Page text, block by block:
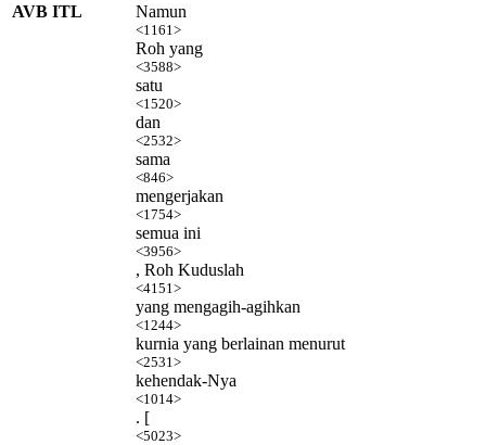
AVB ITL
Namun
<1161>
Roh yang
<3588>
satu
<1520>
dan
<2532>
sama
<846>
mengerjakan
<1754>
semua ini
<3956>
, Roh Kuduslah
<4151>
yang mengagih-agihkan
<1244>
kurnia yang berlainan menurut
<2531>
kehendak-Nya
<1014>
. [
<5023>